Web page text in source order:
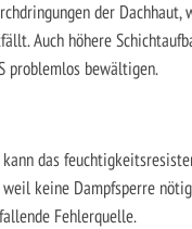
der
Auch höhere
problemlos bewältigen.
kann das
keine Dampfsperre
Fehlerquelle.